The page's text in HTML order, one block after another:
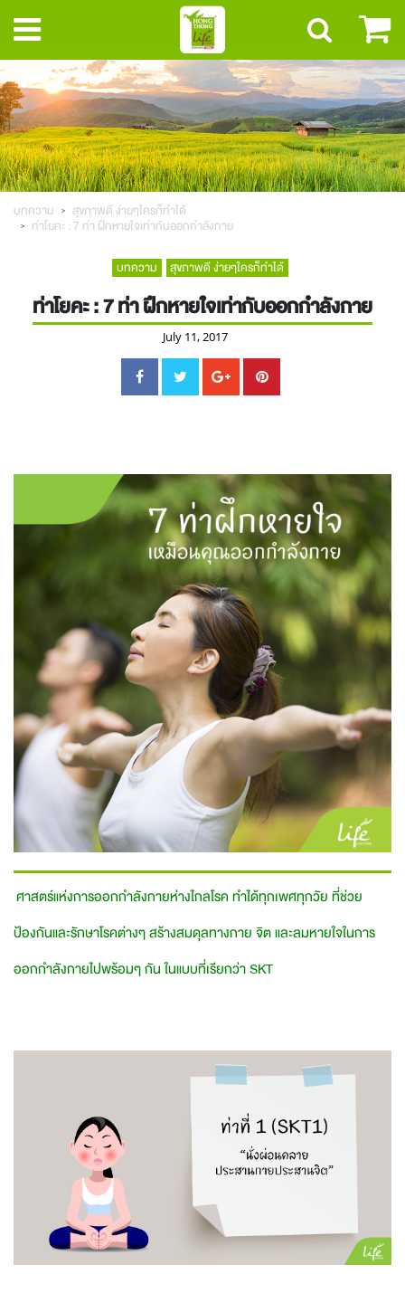
บทความ
สุขภาพดี ง่ายๆใครก็ทำได้
ท่าโยคะ : 7 ท่า ฝึกหายใจเท่ากับออกกำลังกาย
บทความ สุขภาพดี ง่ายๆใครก็ทำได้
ท่าโยคะ : 7 ท่า ฝึกหายใจเท่ากับออกกำลังกาย
July 11, 2017
ศาสตร์แห่งการออกกำลังกายห่างไกลโรค ทำได้ทุกเพศทุกวัย ที่ช่วย
ป้องกันและรักษาโรคต่างๆ สร้างสมดุลทางกาย จิต และลมหายใจในการ
ออกกำลังกายไปพร้อมๆ กัน ในแบบที่เรียกว่า SKT